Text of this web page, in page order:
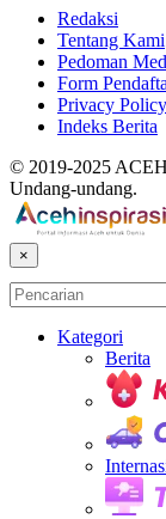
Redaksi
Tentang Kami
Pedoman
Form
Privacy Policy
Indeks Berita
© 2019-2025
Undang-undang.
×
Kategori
Berita